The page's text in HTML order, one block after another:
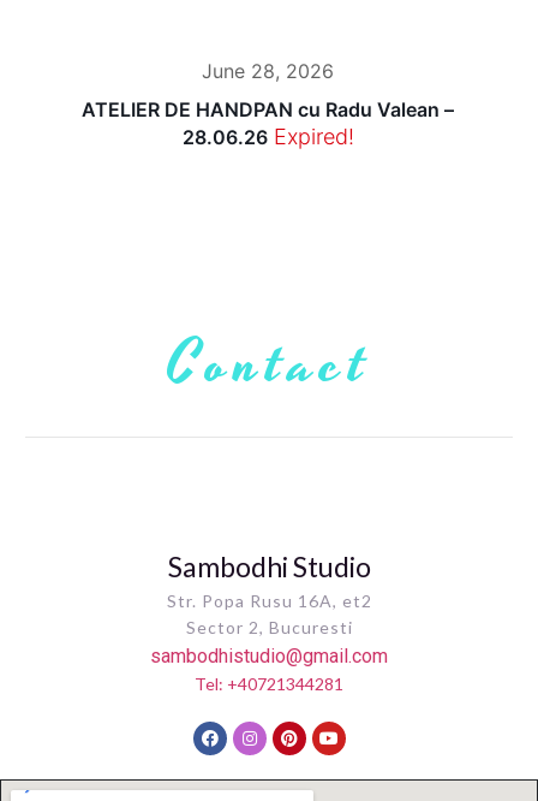
June 28, 2026
ATELIER DE HANDPAN cu Radu Valean –
28.06.26 Expired!
Contact
Sambodhi Studio
Str. Popa Rusu 16A, et2
Sector 2, Bucuresti
sambodhistudio@gmail.com
Tel: +40721344281